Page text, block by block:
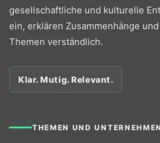
gesellschaftliche und kulturelle
ein, erklären Zusammenhänge
Themen verständlich.
Klar. Mutig. Relevant.
THEMEN UND UNTERNEHMEN